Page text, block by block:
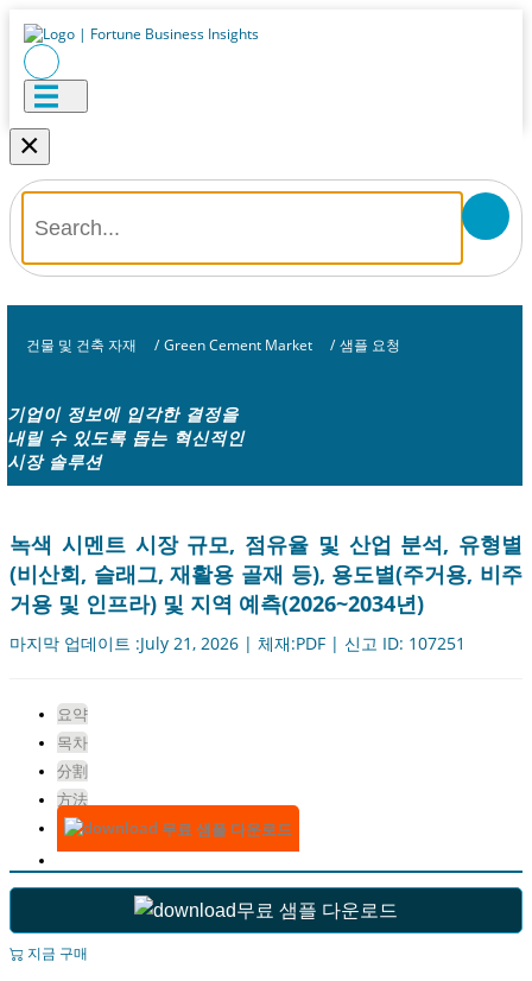
×
건물 및 건축 자재 / Green Cement Market / 샘플 요청
기업이 정보에 입각한 결정을
내릴 수 있도록 돕는 혁신적인
시장 솔루션
녹색 시멘트 시장 규모, 점유율 및 산업 분석, 유형별
(비산회, 슬래그, 재활용 골재 등), 용도별(주거용, 비주
거용 및 인프라) 및 지역 예측(2026~2034년)
마지막 업데이트 :July 21, 2026 | 체재:PDF | 신고 ID: 107251
요약
목차
分割
方法
무료 샘플 다운로드
무료 샘플 다운로드
지금 구매